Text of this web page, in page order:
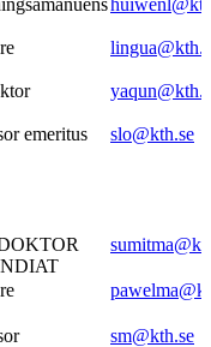
emeritus slo@kth.se
sm@kth.se